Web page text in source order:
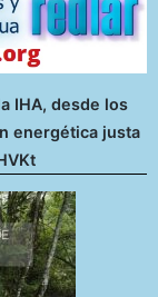
IHA, desde los
energética justa